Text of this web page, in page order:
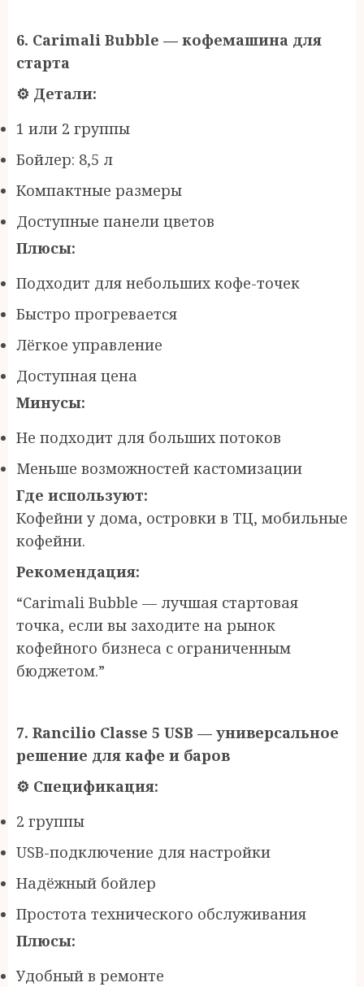
6. Carimali Bubble — кофемашина для
старта
⚙ ️ Детали:
1 или 2 группы
Бойлер: 8,5 л
Компактные размеры
Доступные панели цветов
Плюсы:
Подходит для небольших кофе-точек
Быстро прогревается
Лёгкое управление
Доступная цена
Минусы:
Не подходит для больших потоков
Меньше возможностей кастомизации
Где используют:
Кофейни у дома, островки в ТЦ, мобильные
кофейни.
Рекомендация:
“Carimali Bubble — лучшая стартовая
точка, если вы заходите на рынок
кофейного бизнеса с ограниченным
бюджетом.”
7. Rancilio Classe 5 USB — универсальное
решение для кафе и баров
⚙ ️ Спецификация:
2 группы
USB-подключение для настройки
Надёжный бойлер
Простота технического обслуживания
Плюсы:
Удобный в ремонте